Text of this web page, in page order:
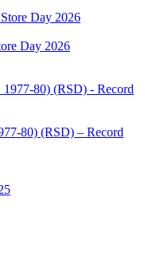
Day 2026
80) (RSD) – Record